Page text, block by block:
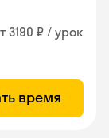
3190 ₽ / урок
время